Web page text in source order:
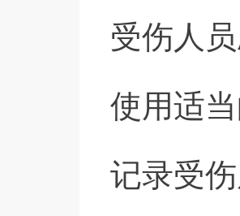
受伤人
使用适
记录受